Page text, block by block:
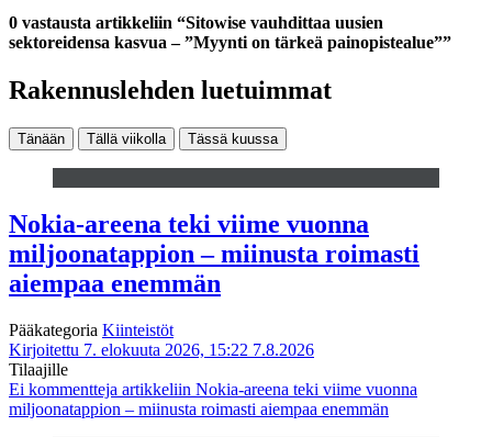
0 vastausta artikkeliin “Sitowise vauhdittaa uusien
sektoreidensa kasvua – ”Myynti on tärkeä painopistealue””
Rakennuslehden luetuimmat
Tänään Tällä viikolla Tässä kuussa
Nokia-areena teki viime vuonna
miljoonatappion – miinusta roimasti
aiempaa enemmän
Pääkategoria Kiinteistöt
Kirjoitettu 7. elokuuta 2026, 15:22 7.8.2026
Tilaajille
Ei kommentteja artikkeliin Nokia-areena teki viime vuonna
miljoonatappion – miinusta roimasti aiempaa enemmän